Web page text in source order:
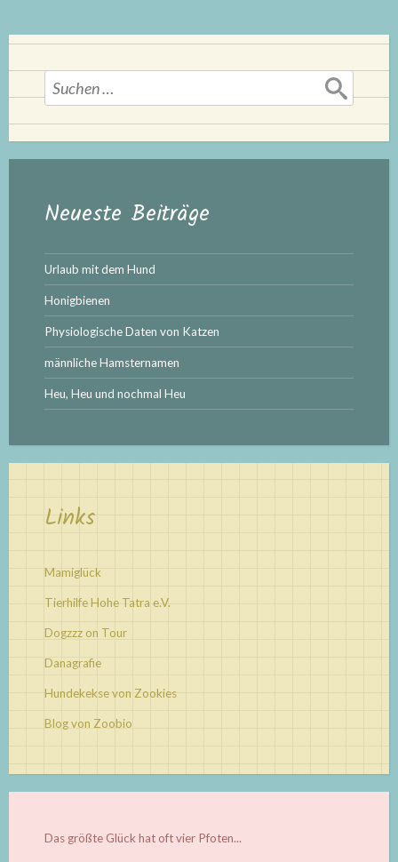
Suchen
nach:
Neueste Beiträge
Urlaub mit dem Hund
Honigbienen
Physiologische Daten von Katzen
männliche Hamsternamen
Heu, Heu und nochmal Heu
Links
Mamiglück
Tierhilfe Hohe Tatra e.V.
Dogzzz on Tour
Danagrafie
Hundekekse von Zookies
Blog von Zoobio
Das größte Glück hat oft vier Pfoten...